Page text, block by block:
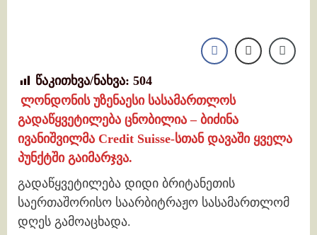
წაკითხვა/ნახვა: 504
ლონდონის უზენაესი სასამართლოს
გადაწყვეტილება ცნობილია – ბიძინა
ივანიშვილმა Credit Suisse-სთან დავაში ყველა
პუნქტში გაიმარჯვა.
გადაწყვეტილება დიდი ბრიტანეთის
საერთაშორისო საარბიტრაჟო სასამართლომ
დღეს გამოაცხადა.